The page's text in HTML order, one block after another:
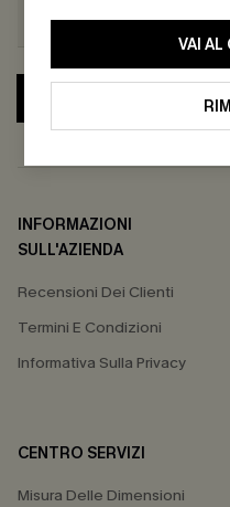
VAI AL
INFORMAZIONI
SULL'AZIENDA
Recensioni Dei Clienti
Termini E Condizioni
Informativa Sulla Privacy
CENTRO SERVIZI
Misura Delle Dimensioni